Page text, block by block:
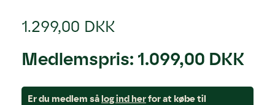
1.299,00 DKK
Medlemspris: 1.099,00 DKK
Er du medlem sålog ind herfor at købe til